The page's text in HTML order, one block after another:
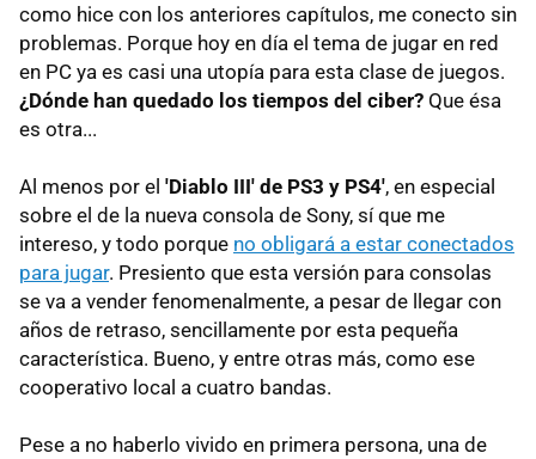
como hice con los anteriores capítulos, me conecto sin
problemas. Porque hoy en día el tema de jugar en red
en PC ya es casi una utopía para esta clase de juegos.
¿Dónde han quedado los tiempos del ciber? Que ésa
es otra...
Al menos por el 'Diablo III' de PS3 y PS4', en especial
sobre el de la nueva consola de Sony, sí que me
intereso, y todo porque no obligará a estar conectados
para jugar. Presiento que esta versión para consolas
se va a vender fenomenalmente, a pesar de llegar con
años de retraso, sencillamente por esta pequeña
característica. Bueno, y entre otras más, como ese
cooperativo local a cuatro bandas.
Pese a no haberlo vivido en primera persona, una de